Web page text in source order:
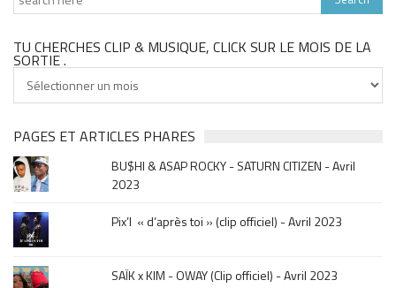
TU CHERCHES CLIP & MUSIQUE, CLICK SUR LE MOIS DE LA
SORTIE .
cherches
&
musique,
click
sur
le
mois
de
la
PAGES ET ARTICLES PHARES
BU$HI & ASAP ROCKY - SATURN CITIZEN - Avril
2023
Pix’l « d’après toi » (clip officiel) - Avril 2023
SAÏK x KIM - OWAY (Clip officiel) - Avril 2023